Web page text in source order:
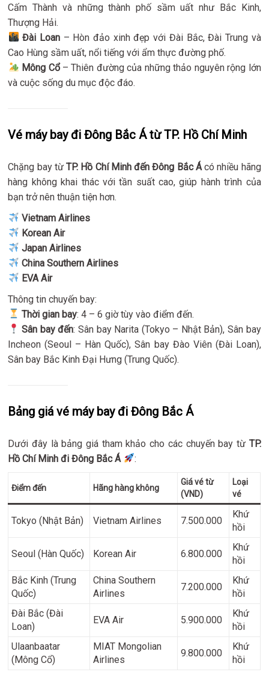
Cấm Thành và những thành phố sầm uất như Bắc Kinh,
Thượng Hải.
Đài Loan – Hòn đảo xinh đẹp với Đài Bắc, Đài Trung và
Cao Hùng sầm uất, nổi tiếng với ẩm thực đường phố.
Mông Cổ– Thiên đường của những thảo nguyên rộng lớn
và cuộc sống du mục độc đáo.
Vé máy bay đi Đông Bắc Á từ TP. Hồ Chí Minh
Chặng bay từTP. Hồ Chí Minh đến Đông Bắc Ácó nhiều hãng
hàng không khai thác với tần suất cao, giúp hành trình của
bạn trở nên thuận tiện hơn.
Vietnam Airlines
Korean Air
Japan Airlines
China Southern Airlines
EVA Air
Thông tin chuyến bay:
Thời gian bay: 4 – 6 giờ tùy vào điểm đến.
Sân bay đến: Sân bay Narita (Tokyo – Nhật Bản), Sân bay
Incheon (Seoul – Hàn Quốc), Sân bay Đào Viên (Đài Loan),
Sân bay Bắc Kinh Đại Hưng (Trung Quốc).
Bảng giá vé máy bay đi Đông Bắc Á
Dưới đây là bảng giá tham khảo cho các chuyến bay từ TP.
Hồ Chí Minh đi Đông Bắc Á
:
Điểm đến Hãng hàng không
Giá vé từ
(VND)
Loại
vé
Tokyo (Nhật Bản) Vietnam Airlines 7.500.000
Khứ
hồi
Seoul (Hàn Quốc) Korean Air 6.800.000
Khứ
hồi
Bắc Kinh (Trung
Quốc)
China Southern
Airlines
7.200.000
Khứ
hồi
Đài Bắc (Đài
Loan)
EVA Air 5.900.000
Khứ
hồi
Ulaanbaatar
(Mông Cổ)
MIAT Mongolian
Airlines
9.800.000
Khứ
hồi